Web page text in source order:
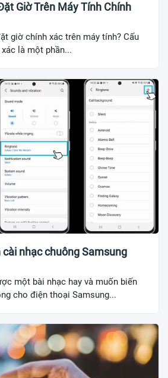
Giờ Trên Máy Tính Chính
giờ chính xác trên máy tính? Cấu
là một phần...
nhạc chuông Samsung
một bài nhạc hay và muốn biến
cho điện thoại Samsung...